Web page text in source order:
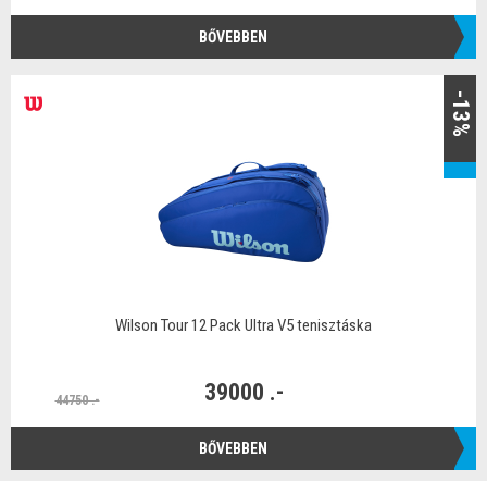
BŐVEBBEN
-13%
Wilson Tour 12 Pack Ultra V5 tenisztáska
44750 .- 39000 .-
BŐVEBBEN